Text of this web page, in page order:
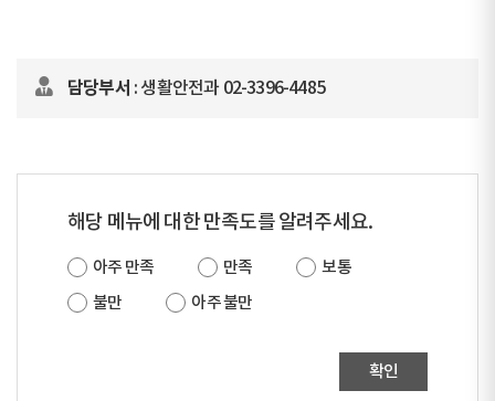
담당부서 : 생활안전과 02-3396-4485
해당 메뉴에 대한 만족도를 알려주세요.
아주 만족 만족
보통
불만
아주 불만
확인